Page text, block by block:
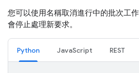
您可以使用名稱取消進行中的批次工
會停止處理新要求。
Python JavaScript REST